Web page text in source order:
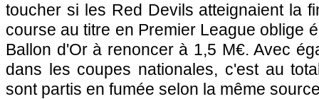
toucher si les Red Devils atteignaient la
course au titre en Premier League oblige
Ballon d'Or à renoncer à 1,5 M€. Avec
dans les coupes nationales, c'est au
sont partis en fumée selon la même